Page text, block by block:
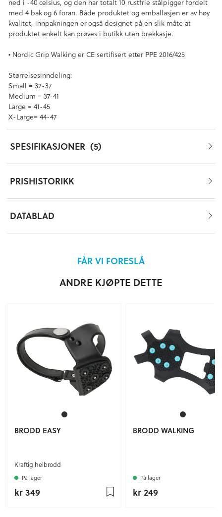
med 4 bak og 6 foran. Både produktet og emballasjen er av høy
kvalitet, innpakningen er også designet på en slik måte at
produktet enkelt kan prøves i butikk uten brekkasje.
• Nordic Grip Walking er CE sertifisert etter PPE 2016/425
Størrelsesinndeling:
Small = 32-37
Medium = 37-41
Large = 41-45
X-Large= 44-47
SPESIFIKASJONER 5
PRISHISTORIKK
DATABLAD
FÅR VI FORESLÅ
ANDRE KJØPTE DETTE
BRODD EASY
Kraftig helbrodd
På lager
kr 349
BRODD WALKING
På lager
kr 249